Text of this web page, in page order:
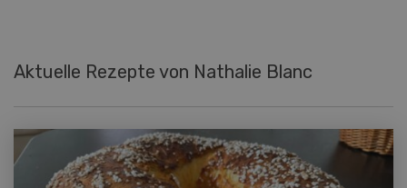
Aktuelle Rezepte von Nathalie Blanc